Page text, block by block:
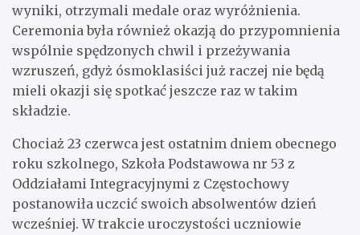
wyniki, otrzymali medale oraz wyróżnienia.
Ceremonia była również okazją do przypomnienia
wspólnie spędzonych chwil i przeżywania
wzruszeń, gdyż ósmoklasiści już raczej nie będą
mieli okazji się spotkać jeszcze raz w takim
składzie.
Chociaż 23 czerwca jest ostatnim dniem obecnego
roku szkolnego, Szkoła Podstawowa nr 53 z
Oddziałami Integracyjnymi z Częstochowy
postanowiła uczcić swoich absolwentów dzień
wcześniej. W trakcie uroczystości uczniowie